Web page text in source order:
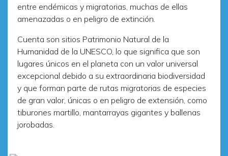
entre endémicas y migratorias, muchas de ellas
amenazadas o en peligro de extinción.
Cuenta son sitios Patrimonio Natural de la
Humanidad de la UNESCO, lo que significa que son
lugares únicos en el planeta con un valor universal
excepcional debido a su extraordinaria biodiversidad
y que forman parte de rutas migratorias de especies
de gran valor, únicas o en peligro de extensión, como
tiburones martillo, mantarrayas gigantes y ballenas
jorobadas.